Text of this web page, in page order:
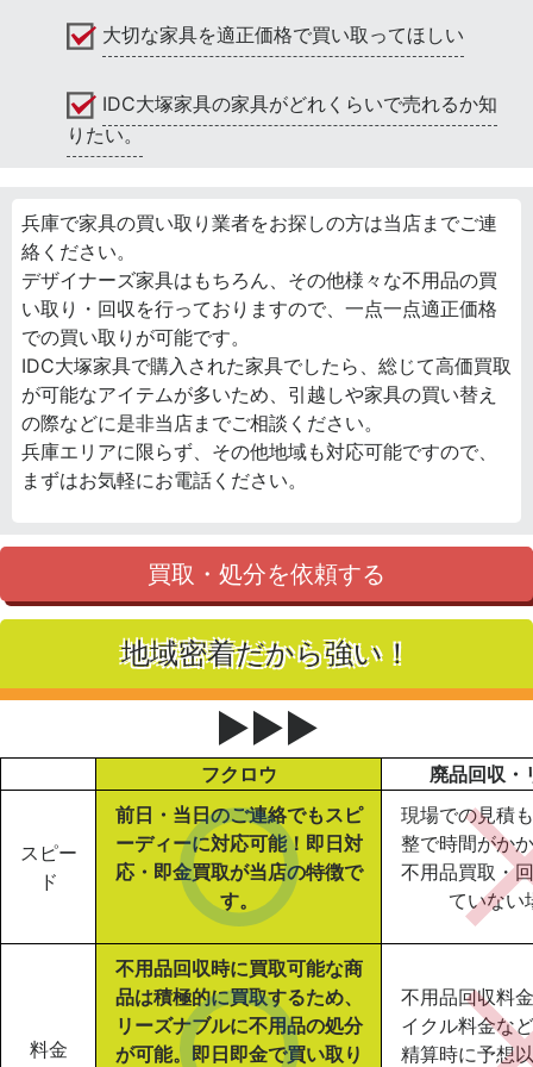
大切な家具を適正価格で買い取ってほしい
IDC大塚家具の家具がどれくらいで売れるか知
りたい。
兵庫で家具の買い取り業者をお探しの方は当店までご連
絡ください。
デザイナーズ家具はもちろん、その他様々な不用品の買
い取り・回収を行っておりますので、一点一点適正価格
での買い取りが可能です。
IDC大塚家具で購入された家具でしたら、総じて高価買取
が可能なアイテムが多いため、引越しや家具の買い替え
の際などに是非当店までご相談ください。
兵庫エリアに限らず、その他地域も対応可能ですので、
まずはお気軽にお電話ください。
買取・処分を依頼する
地域密着だから強い！
▶▶▶
フクロウ 廃品回収・
スピー
ド
前日・当日のご連絡でもスピ
ーディーに対応可能！即日対
応・即金買取が当店の特徴で
す。
現場での見積
整で時間がか
不用品買取・
ていない
料金
不用品回収時に買取可能な商
品は積極的に買取するため、
リーズナブルに不用品の処分
が可能。即日即金で買い取り
不用品回収料
イクル料金な
精算時に予想